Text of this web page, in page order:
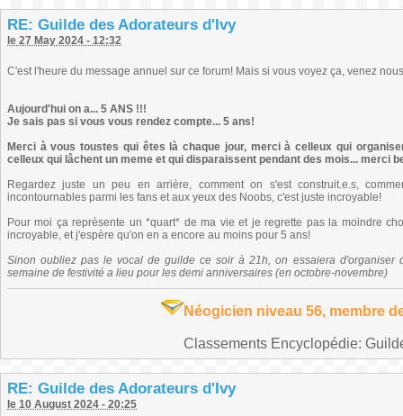
RE: Guilde des Adorateurs d'Ivy
le 27 May 2024 - 12:32
C'est l'heure du message annuel sur ce forum! Mais si vous voyez ça, venez
Aujourd'hui on a... 5 ANS !!!
Je sais pas si vous vous rendez compte... 5 ans!
Merci à vous toustes qui êtes là chaque jour, merci à celleux qui
celleux qui lâchent un meme et qui disparaissent pendant des mois... merci
Regardez juste un peu en arrière, comment on s'est construit.e.s,
incontournables parmi les fans et aux yeux des Noobs, c'est juste incroyable!
Pour moi ça représente un *quart* de ma vie et je regrette pas la moindre
incroyable, et j'espère qu'on en a encore au moins pour 5 ans!
Sinon oubliez pas le vocal de guilde ce soir à 21h, on essaiera d'organiser
semaine de festivité a lieu pour les demi anniversaires (en octobre-novembre)
Néogicien niveau 56, membre
Classements Encyclopédie:
RE: Guilde des Adorateurs d'Ivy
le 10 August 2024 - 20:25